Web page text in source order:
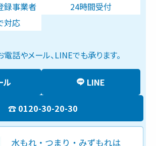
録事業者
24時間受付
対応
話やメール、LINEでも承ります。
0120-30-20-30
ル LINE